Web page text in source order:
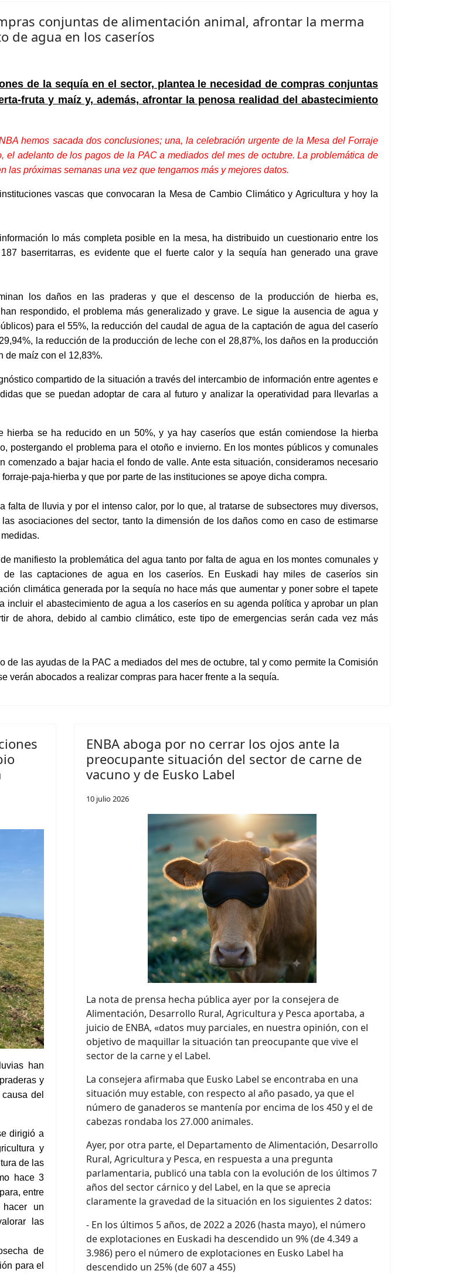
conjuntas de alimentación animal, afrontar la merma
de agua en los caseríos
de la sequía en el sector, plantea le necesidad de compras conjuntas
fruta y maíz y, además, afrontar la penosa realidad del abastecimiento
hemos sacada dos conclusiones; una, la celebración urgente de la Mesa del Forraje
adelanto de los pagos de la PAC a mediados del mes de octubre. La problemática de
las próximas semanas una vez que tengamos más y mejores datos.
vascas que convocaran la Mesa de Cambio Climático y Agricultura y hoy l a
lo más completa posible en la mesa, ha distribuido un cuestionario entre los
baserritarras, es evidente que el fuerte calory la sequía han generado una grave
los daños en las praderas y que el descenso de la producción de hierba es,
respondido, el problema más generalizado y grave. Le sigue la ausencia de agua y
para el 55%, la reducción del caudal de agua de la captación de agua del caserío
la reducción de la producción de leche con el 28,87%, los daños en la producción
de maíz con el 12,83%.
compartido de la situación a través del intercambio de información entre agentes e
que se puedan adoptar de cara al futuro y analizar la operatividad para llevarlas a
se ha reducido en un 50%, y ya hay caseríos que están comiendose la hierba
postergando el problema para el otoño e invierno. En los montes públicos y comunales
comenzado a bajar hacia el fondo de valle. Ante esta situación, consideramos necesario
paja-hierba y que por parte de las instituciones se apoye dicha compra.
falta de lluvia y por el intenso calor, por lo que, al tratarse de subsectores muy diversos,
asociaciones del sector, tanto la dimensión de los daños como en caso de estimarse
.
manifiesto la problemática del agua tanto por falta de agua en l os montes comunales y
de las captaciones de agua en los caseríos. En Euskadi hay miles de caseríos sin
climática generada por la sequía no hace más que aumentar y poner sobre el tapete
incluir el abastecimiento de agua a los caseríos en su agenda política y aprobar un plan
de ahora, debido al cambio climático, este tipo de emergencias serán cada vez más
de las ayudas de la PACa mediados del mes de octubre, tal y como permite la Comisión
verán abocados a realizar compras para hacer frente a la sequía.
han
praderasy
del
dirigió a
y
de las
hace 3
entre
hacer un
las
de
para el
ENBA aboga por no cerrar los ojos ante la
preocupante situación del sector de carne de
vacuno y de Eusko Label
10 julio 2026
La nota de prensa hecha pública ayer por la consejera de
Alimentación, Desarrollo Rural, Agricultura y Pesca aportaba, a
juicio de ENBA, «datos muy parciales, en nuestra opinión, con el
objetivo de maquillar la situación tan preocupante que vive el
sector de la carne y el Label.
La consejera afirmaba que Eusko Label se encontraba en una
situación muy estable, con respecto al año pasado, ya que el
número de ganaderos se mantenía por encima de los 450 y el de
cabezas rondaba los 27.000 animales.
Ayer, por otra parte, el Departamento de Alimentación, Desarrollo
Rural, Agricultura y Pesca, en respuesta a una pregunta
parlamentaria, publicó una tabla con la evolución de los últimos 7
años del sector cárnico y del Label, en la que se aprecia
claramente la gravedad de la situación en los siguientes 2 datos:
- En los últimos 5 años, de 2022 a 2026 (hasta mayo), el número
de explotaciones en Euskadi ha descendido un 9% (de 4.349 a
3.986) pero el número de explotaciones en Eusko Label ha
descendido un 25% (de 607 a 455)